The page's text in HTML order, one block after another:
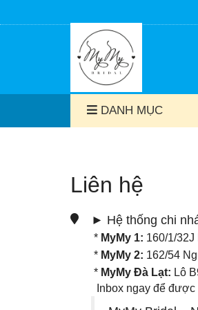
DANH MỤC
Liên hệ
► Hệ thống chi
* MyMy 1: 160/1/32J
* MyMy 2: 162/54
* MyMy Đà Lạt: Lô
Inbox ngay để